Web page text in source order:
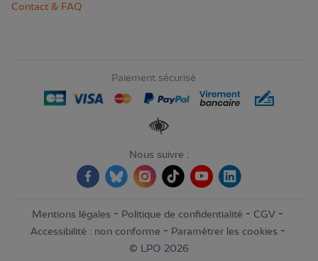
Contact & FAQ
Paiement sécurisé
Renforcer les contrastes
Nous suivre :
Mentions légales - Politique de confidentialité - CGV -
Accessibilité : non conforme - Paramétrer les cookies -
© LPO 2026